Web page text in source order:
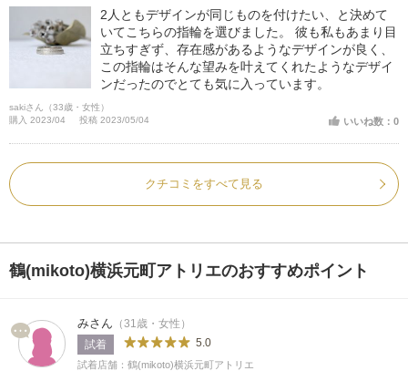
2人ともデザインが同じものを付けたい、と決めて
いてこちらの指輪を選びました。 彼も私もあまり目
立ちすぎず、存在感があるようなデザインが良く、
この指輪はそんな望みを叶えてくれたようなデザイ
ンだったのでとても気に入っています。
sakiさん（33歳・女性）
購入 2023/04
投稿 2023/05/04 いいね数：0
クチコミをすべて見る
鶴(mikoto)横浜元町アトリエのおすすめポイント
みさん （31歳・女性）
試着
5.0
試着店舗：鶴(mikoto)横浜元町アトリエ